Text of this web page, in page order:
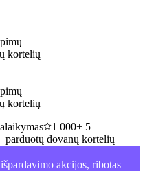
kortelių
kortelių
1 000+ 5
parduotų dovanų kortelių
akcijos, ribotas